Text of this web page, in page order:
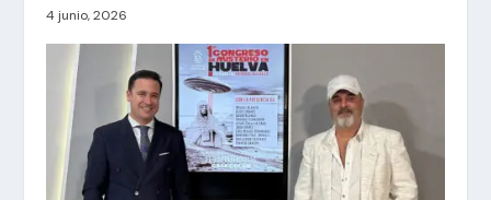
4 junio, 2026